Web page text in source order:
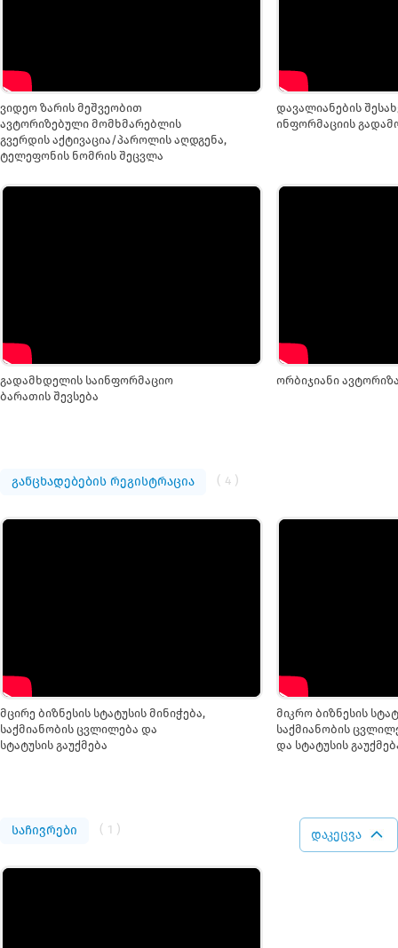
ვიდეო ზარის მეშვეობით
ავტორიზებული მომხმარებლის
გვერდის აქტივაცია/პაროლის აღდგენა,
ტელეფონის ნომრის შეცვლა
დავალიანების
ინფორმაციის
გადამხდელის საინფორმაციო
ბარათის შევსება
ორბიჯიანი
განცხადებების რეგისტრაცია ( 4 )
მცირე ბიზნესის სტატუსის მინიჭება,
საქმიანობის ცვლილება და
სტატუსის გაუქმება
მიკრო ბიზნესის
საქმიანობის
და სტატუსის
საჩივრები ( 1 ) დაკეცვა